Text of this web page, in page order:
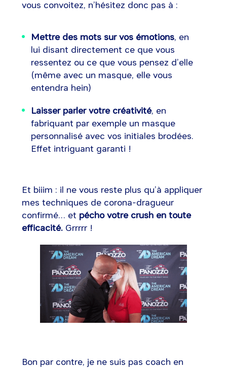
vous convoitez, n’hésitez donc pas à :
Mettre des mots sur vos émotions, en
lui disant directement ce que vous
ressentez ou ce que vous pensez d’elle
(même avec un masque, elle vous
entendra hein)
Laisser parler votre créativité, en
fabriquant par exemple un masque
personnalisé avec vos initiales brodées.
Effet intriguant garanti !
Et biiim : il ne vous reste plus qu’à appliquer
mes techniques de corona-dragueur
confirmé… et pécho votre crush en toute
efficacité.Grrrrr !
Bon par contre, je ne suis pas coach en